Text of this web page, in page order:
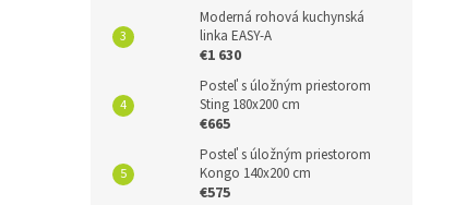
Moderná rohová kuchynská
linka EASY-A
€1 630
Posteľ s úložným priestorom
Sting 180x200 cm
€665
Posteľ s úložným priestorom
Kongo 140x200 cm
€575